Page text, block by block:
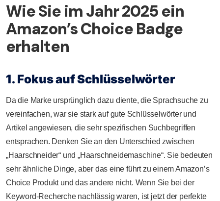
Wie Sie im Jahr 2025 ein
Amazon’s Choice Badge
erhalten
1. Fokus auf Schlüsselwörter
Da die Marke ursprünglich dazu diente, die Sprachsuche zu
vereinfachen, war sie stark auf gute Schlüsselwörter und
Artikel angewiesen, die sehr spezifischen Suchbegriffen
entsprachen. Denken Sie an den Unterschied zwischen
„Haarschneider“ und „Haarschneidemaschine“. Sie bedeuten
sehr ähnliche Dinge, aber das eine führt zu einem Amazon’s
Choice Produkt und das andere nicht. Wenn Sie bei der
Keyword-Recherche nachlässig waren, ist jetzt der perfekte